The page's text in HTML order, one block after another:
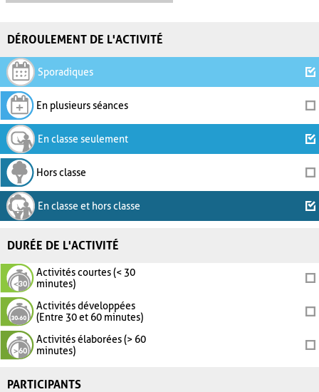
DÉROULEMENT DE L'ACTIVITÉ
Sporadiques
En plusieurs séances
En classe seulement
Hors classe
En classe et hors classe
DURÉE DE L'ACTIVITÉ
Activités courtes (< 30
minutes)
Activités développées
(Entre 30 et 60 minutes)
Activités élaborées (> 60
minutes)
PARTICIPANTS